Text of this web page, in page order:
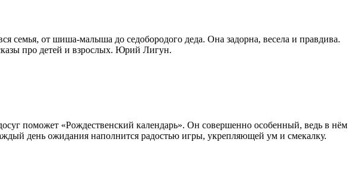
семья, от шиша-малыша до седобородого деда. Она задорна, весела и правдива.
про детей и взрослых. Юрий Лигун.
поможет «Рождественский календарь». Он совершенно особенный, ведь в нём
день ожидания наполнится радостью игры, укрепляющей ум и смекалку.